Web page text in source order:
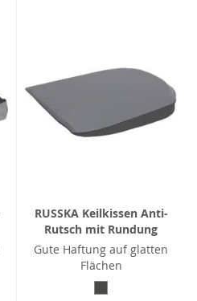
RUSSKA Keilkissen Anti-
Rutsch mit Rundung
Gute Haftung auf glatten
Flächen